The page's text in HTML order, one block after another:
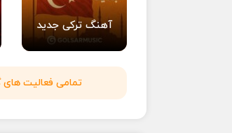
آهنگ ترکی جدید
تمامی فعالیت های